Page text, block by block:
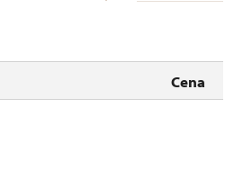
skupiny (1 osoba
zdarma
Cena